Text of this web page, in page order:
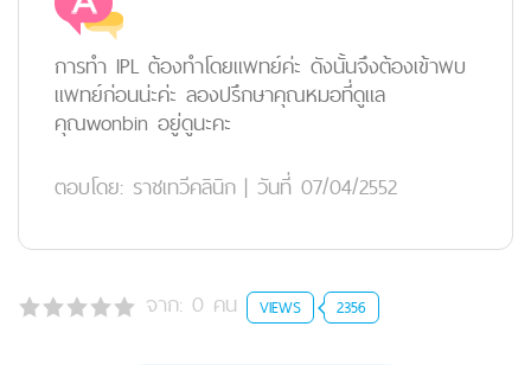
การทำ IPL ต้องทำโดยแพทย์ค่ะ ดังนั้นจึงต้องเข้าพบ
แพทย์ก่อนน่ะค่ะ ลองปรึกษาคุณหมอที่ดูแล
คุณwonbin อยู่ดูนะคะ
ตอบโดย: ราชเทวีคลินิก | วันที่ 07/04/2552
จาก: 0 คน VIEWS 2356